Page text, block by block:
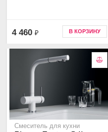
4 460 ₽ В КОРЗИНУ
Смеситель для кухни